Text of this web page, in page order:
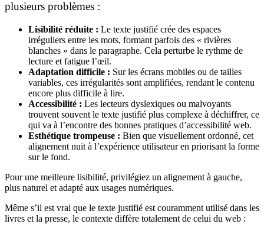
plusieurs problèmes :
Lisibilité réduite : Le texte justifié crée des espaces
irréguliers entre les mots, formant parfois des « rivières
blanches » dans le paragraphe. Cela perturbe le rythme de
lecture et fatigue l’œil.
Adaptation difficile : Sur les écrans mobiles ou de tailles
variables, ces irrégularités sont amplifiées, rendant le contenu
encore plus difficile à lire.
Accessibilité : Les lecteurs dyslexiques ou malvoyants
trouvent souvent le texte justifié plus complexe à déchiffrer, ce
qui va à l’encontre des bonnes pratiques d’accessibilité web.
Esthétique trompeuse : Bien que visuellement ordonné, cet
alignement nuit à l’expérience utilisateur en priorisant la forme
sur le fond.
Pour une meilleure lisibilité, privilégiez un alignement à gauche,
plus naturel et adapté aux usages numériques.
Même s’il est vrai que le texte justifié est couramment utilisé dans les
livres et la presse, le contexte diffère totalement de celui du web :